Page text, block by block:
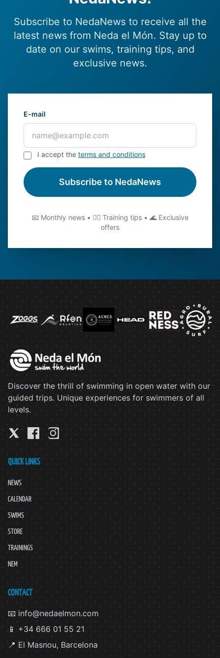
Subscribe to NedaNews to receive all the
latest news from Neda el Món. Stay up to
date on our swims, training tips, and
exclusive news.
E-mail
I accept the terms and conditions
Subscribe to NedaNews
📧 Monthly news • 🏊‍♂️ Training tips • 🌊 Exclusive
offers
Discover the thrill of swimming in open water with our
guided trips. Unique experiences for swimmers of all
levels.
QUICK LINKS
NEWS
CALENDAR
SWIMS
STORE
TRAININGS
NEM
CONTACT
📧 info@nedaelmon.com
📱 +34 666 01 55 21
📍 El Masnou, Barcelona